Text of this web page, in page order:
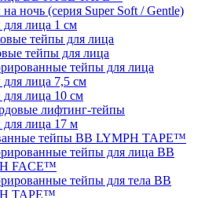
ночь (серия Super Soft / Gentle)
лица 1 см
тейпы для лица
тейпы для лица
тейпы для лица
лица 7,5 см
лица 10 см
лифтинг-тейпы
лица 17 м
тейпы BB LYMPH TAPE™
тейпы для лица BB
FACE™
тейпы для тела BB
TAPE™